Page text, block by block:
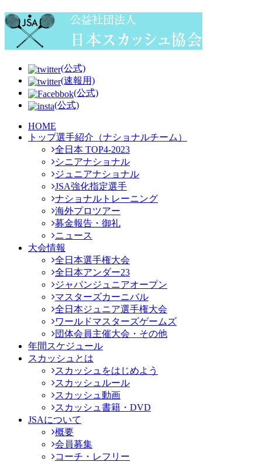
(公式)
(速報用)
(公式)
(公式)
HOME
トップ選手紹介（ナショナルチーム）
全日本 TOP4-2023
シニアナショナル
ジュニアナショナル
JSA強化指定選手
ナショナルトレーニング
海外プロツアー
募金報告・御礼
ニュース
大会情報
全日本選手権大会
全日本アンダー23
ジャパンジュニアオープン
マスターズカーニバル
全日本ジュニア選手権大会
ワールドマスターズゲームズ
団体会員主催大会・その他
年間スケジュール
スカッシュとは
スカッシュをはじめよう
スカッシュルール
スカッシュ動画
スカッシュ書籍・DVD
JSAについて
概要
会員募集
コーチ・レフリー